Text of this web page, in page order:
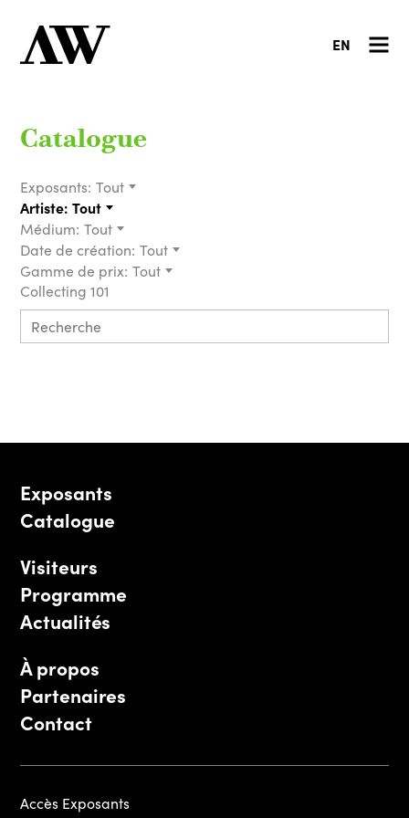
EN
Catalogue
Exposants: Tout
Artiste: Tout
Médium: Tout
Date de création: Tout
Gamme de prix: Tout
Collecting 101
Exposants
Catalogue
Visiteurs
Programme
Actualités
À propos
Partenaires
Contact
Accès Exposants